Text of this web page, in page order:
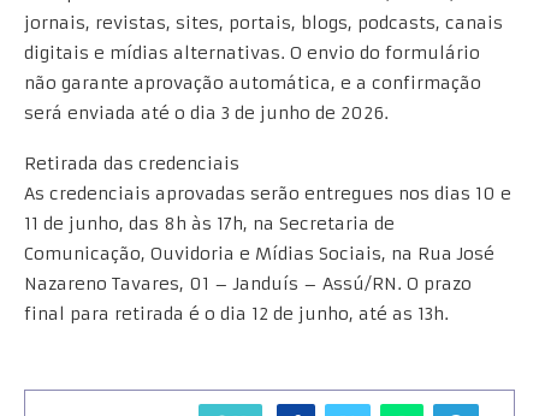
jornais, revistas, sites, portais, blogs, podcasts, canais
digitais e mídias alternativas. O envio do formulário
não garante aprovação automática, e a confirmação
será enviada até o dia 3 de junho de 2026.
Retirada das credenciais
As credenciais aprovadas serão entregues nos dias 10 e
11 de junho, das 8h às 17h, na Secretaria de
Comunicação, Ouvidoria e Mídias Sociais, na Rua José
Nazareno Tavares, 01 – Janduís – Assú/RN. O prazo
final para retirada é o dia 12 de junho, até as 13h.